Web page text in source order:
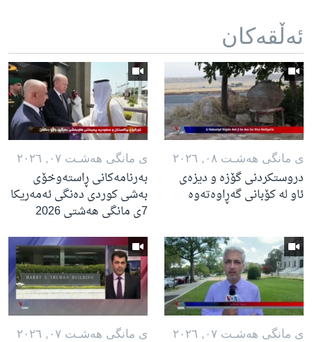
ئه‌ڵقه‌کان
ی مانگی هه‌شـت ٠٨, ٢٠٢٦
دروستکردنی گۆزە و دیزەی
ئاو لە کۆبانی گەڕاوەتەوە
ی مانگی هه‌شـت ٠٧, ٢٠٢٦
بەرنامەکانی ڕاستەوخۆی
بەشی کوردی دەنگی ئەمەریکا
7ی مانگی هەشتی 2026
ی مانگی هه‌شـت ٠٧, ٢٠٢٦ ی مانگی هه‌شـت ٠٧, ٢٠٢٦